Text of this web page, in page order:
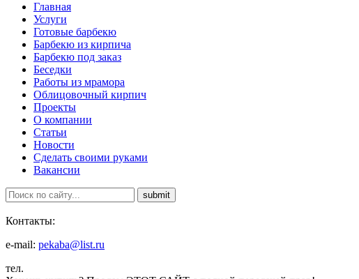
Главная
Услуги
Готовые барбекю
Барбекю из кирпича
Барбекю под заказ
Беседки
Работы из мрамора
Облицовочный кирпич
Проекты
О компании
Статьи
Новости
Сделать своими руками
Вакансии
Контакты:
e-mail: pekaba@list.ru
тел.